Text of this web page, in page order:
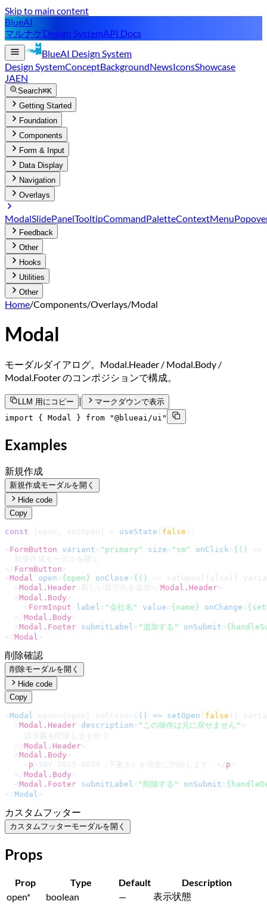
Skip to main content
BlueAI
マルナゲDesign SystemAPI Docs
BlueAI Design System
Design SystemConceptBackgroundNewsIconsShowcase
JAEN
Search⌘K
Getting Started
Foundation
Components
Form & Input
Data Display
Navigation
Overlays
ModalSlidePanelTooltipCommandPaletteContextMenu
Feedback
Other
Hooks
Utilities
Other
Home/Components/Overlays/Modal
Modal
モーダルダイアログ。Modal.Header / Modal.Body /
Modal.Footer のコンポジションで構成。
LLM 用にコピー |
マークダウンで表示
import { Modal } from "@blueai/ui"
Examples
新規作成
新規作成モーダルを開く
Hide code
Copy
const [open, setOpen] = useState ( false );
< FormButton variant= "primary" size= "sm" onClick={() =>
</ FormButton >
< Modal open={open} onClose={() =>
setOpen(false)}
< Modal.Header > 新しい取引先を追加 </Modal.Header >
< Modal.Body >
< FormInput label = "会社名" value={name} onChange=
</Modal.Body >
< Modal.Footer submitLabel = "追加する" onSubmit=
</Modal >
削除確認
削除モーダルを開く
Hide code
Copy
< Modal open={open} onClose={ () => setOpen ( false )}
< Modal.Header description= "この操作は元に戻せません" >
    請求書を削除しますか？
</Modal.Header >
< Modal.Body >
< p > INV-2025-0039（下書き）を完全に削除します。 </ p >
</Modal.Body >
< Modal.Footer submitLabel = "削除する" onSubmit=
</Modal >
カスタムフッター
カスタムフッターモーダルを開く
Props
Prop Type Default
Description
open* boolean —
表示状態